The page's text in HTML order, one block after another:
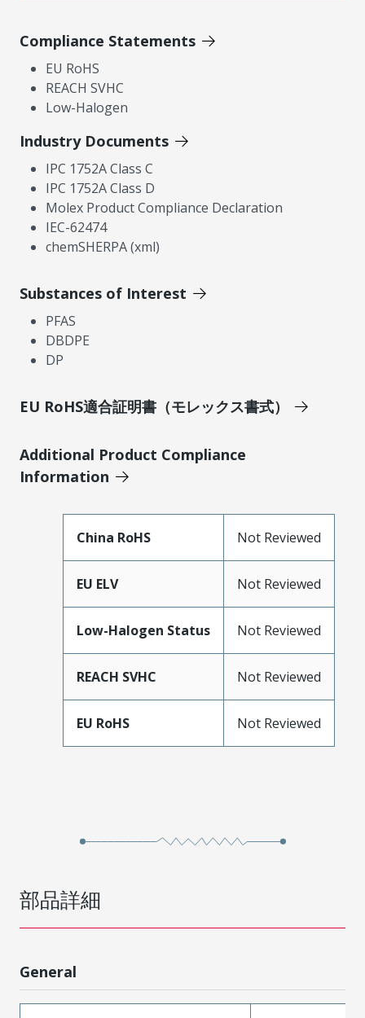
Compliance Statements
EU RoHS
REACH SVHC
Low-Halogen
Industry Documents
IPC 1752A Class C
IPC 1752A Class D
Molex Product Compliance Declaration
IEC-62474
chemSHERPA (xml)
Substances of Interest
PFAS
DBDPE
DP
EU RoHS適合証明書（モレックス書式）
Additional Product Compliance
Information
China RoHS Not Reviewed
EU ELV Not Reviewed
Low-Halogen Status Not Reviewed
REACH SVHC Not Reviewed
EU RoHS Not Reviewed
部品詳細
General